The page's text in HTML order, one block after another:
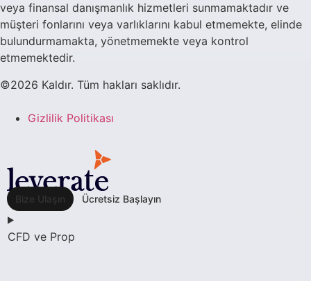
veya finansal danışmanlık hizmetleri sunmamaktadır ve
müşteri fonlarını veya varlıklarını kabul etmemekte, elinde
bulundurmamakta, yönetmemekte veya kontrol
etmemektedir.
©2026 Kaldır. Tüm hakları saklıdır.
Gizlilik Politikası
Bize Ulaşın Ücretsiz Başlayın
CFD ve Prop